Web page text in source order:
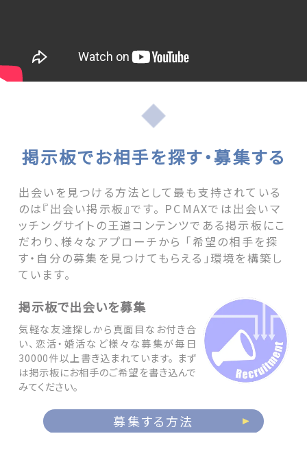
掲示板でお相手を探す・募集する
出会いを見つける方法として最も支持されている
のは『出会い掲示板』です。 PCMAXでは出会いマ
ッチングサイトの王道コンテンツである掲示板にこ
だわり、様々なアプローチから 「希望の相手を探
す・自分の募集を見つけてもらえる」環境を構築し
ています。
掲示板で出会いを募集
気軽な友達探しから真面目なお付き合
い、恋活・婚活など様々な募集が毎日
30000件以上書き込まれています。 まず
は掲示板にお相手のご希望を書き込んで
みてください。
募集する方法